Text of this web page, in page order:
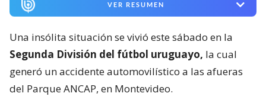
VER RESUMEN
Una insólita situación se vivió este sábado en la
Segunda División del fútbol uruguayo, la cual
generó un accidente automovilístico a las afueras
del Parque ANCAP, en Montevideo.